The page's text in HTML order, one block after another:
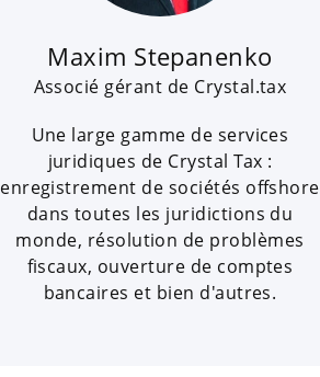
Maxim Stepanenko
Associé gérant de Crystal.tax
Une large gamme de services
juridiques de Crystal Tax :
enregistrement de sociétés offshore
dans toutes les juridictions du
monde, résolution de problèmes
fiscaux, ouverture de comptes
bancaires et bien d'autres.